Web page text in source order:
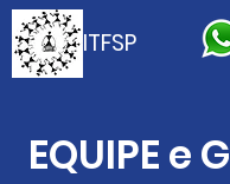
ITFSP
EQUIPE e